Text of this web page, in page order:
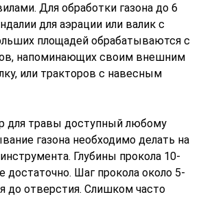
Для обработки газона до 6
для аэрации или валик с
площадей обрабатываются с
напоминающих своим внешним
или тракторов с навесным
для травы доступный любому
газона необходимо делать на
Глубины прокола 10-
достаточно. Шаг прокола около 5-
до отверстия. Слишком часто